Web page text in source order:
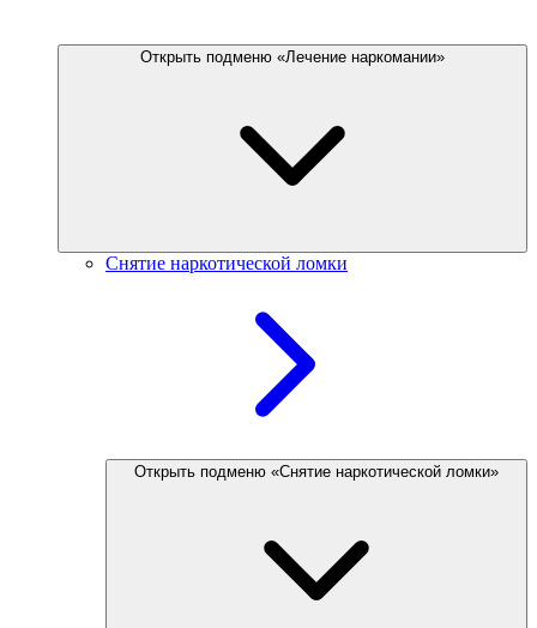
Открыть подменю «Лечение наркомании»
Снятие наркотической ломки
Открыть подменю «Снятие наркотической ломки»